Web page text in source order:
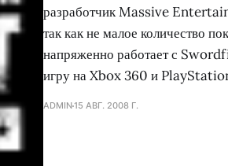
разработчик Massive
так как не малое количество
напряженно работает с
игру на Xbox 360 и
ADMIN15 АВГ. 2008 Г.